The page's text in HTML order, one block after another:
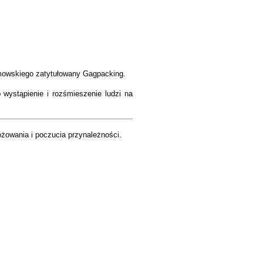
zatytułowany Gagpacking.
wystąpienie i rozśmieszenie ludzi na
i poczucia przynależności.